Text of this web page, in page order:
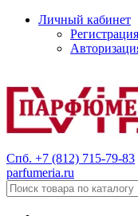
Личный кабинет
Регистрация
Спб. +7 (812) 715-79-83
parfumeria.ru